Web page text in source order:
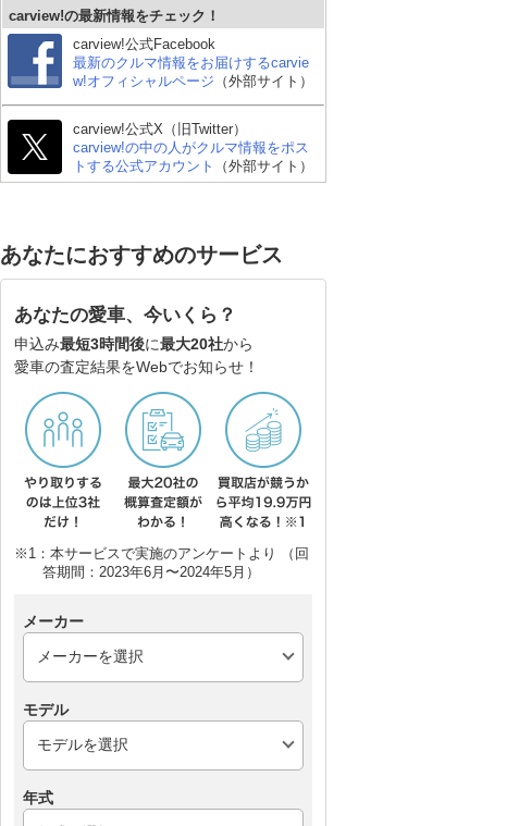
トヨタ ハリアーハイブ
リッド
carview!の最新情報をチェック！
carview!公式Facebook
最新のクルマ情報をお届けするcarvie
w!オフィシャルページ （外部サイト）
carview!公式X（旧Twitter）
carview!の中の人がクルマ情報をポス
トする公式アカウント
（外部サイト）
あなたにおすすめのサービス
あなたの愛車、今いくら？
申込み最短3時間後に最大20社から
愛車の査定結果をWebでお知らせ！
※1：本サービスで実施のアンケートより （回
答期間：2023年6月〜2024年5月）
メーカー
モデル
年式